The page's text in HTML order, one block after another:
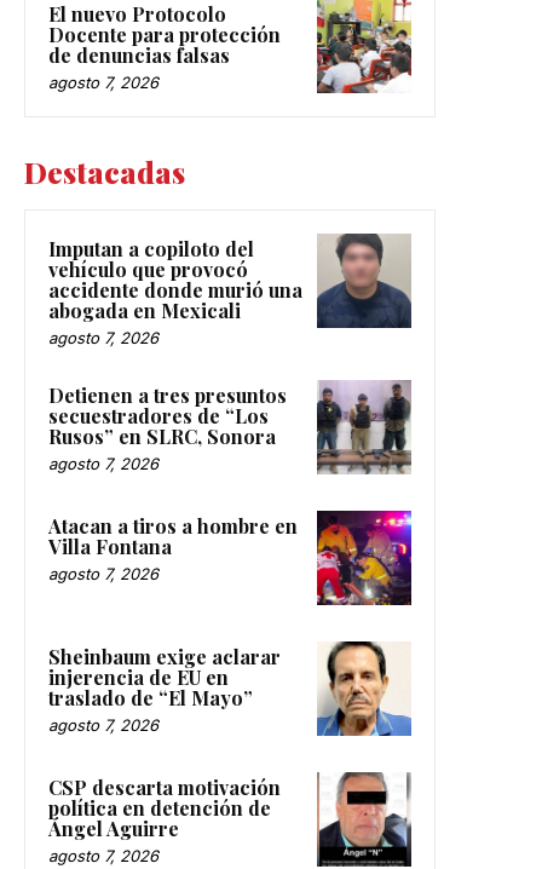
El nuevo Protocolo
Docente para protección
de denuncias falsas
agosto 7, 2026
Destacadas
Imputan a copiloto del
vehículo que provocó
accidente donde murió una
abogada en Mexicali
agosto 7, 2026
Detienen a tres presuntos
secuestradores de “Los
Rusos” en SLRC, Sonora
agosto 7, 2026
Atacan a tiros a hombre en
Villa Fontana
agosto 7, 2026
Sheinbaum exige aclarar
injerencia de EU en
traslado de “El Mayo”
agosto 7, 2026
CSP descarta motivación
política en detención de
Ángel Aguirre
agosto 7, 2026